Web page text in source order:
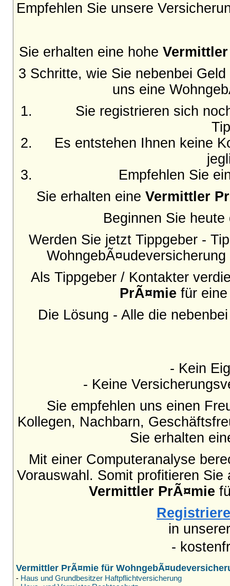
Empfehlen Sie unsere
Sie erhalten eine hohe
3 Schritte, wie Sie nebenbei
uns eine
Sie registrieren sich
Es entstehen Ihnen keine
Empfehlen Sie
Sie erhalten eine Vermittler
Beginnen Sie
Werden Sie jetzt Tippgeber -
Als Tippgeber / Kontakter
PrÃ¤mie für
Die Lösung - Alle die
- Kein
- Keine
Sie empfehlen uns einen
Kollegen, Nachbarn,
Sie erhalten
Mit einer Computeranalyse
Vorauswahl. Somit profitieren
Vermittler PrÃ¤mie
in
-
Vermittler PrÃ¤mie für
- Haus und Grundbesitzer Haftpflichtversicherung